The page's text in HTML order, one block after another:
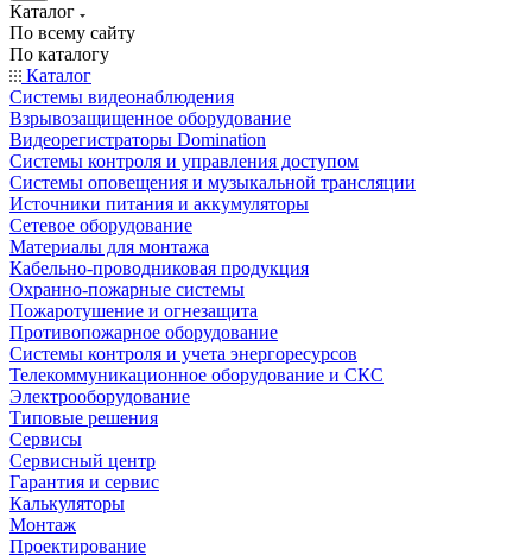
Каталог
По всему сайту
По каталогу
Каталог
Системы видеонаблюдения
Взрывозащищенное оборудование
Видеорегистраторы Domination
Системы контроля и управления доступом
Системы оповещения и музыкальной трансляции
Источники питания и аккумуляторы
Сетевое оборудование
Материалы для монтажа
Кабельно-проводниковая продукция
Охранно-пожарные системы
Пожаротушение и огнезащита
Противопожарное оборудование
Системы контроля и учета энергоресурсов
Телекоммуникационное оборудование и СКС
Электрооборудование
Типовые решения
Сервисы
Сервисный центр
Гарантия и сервис
Калькуляторы
Монтаж
Проектирование